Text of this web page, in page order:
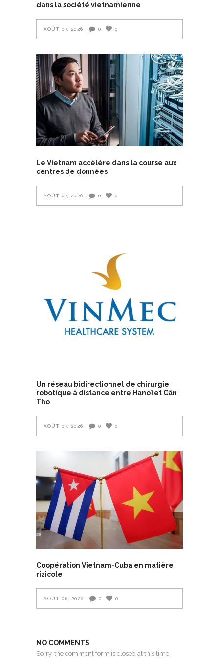
dans la société vietnamienne
AOÛT 07, 2026 0 0
Le Vietnam accélère dans la course aux
centres de données
AOÛT 07, 2026 0 0
Un réseau bidirectionnel de chirurgie
robotique à distance entre Hanoï et Cân
Tho
AOÛT 07, 2026 0 0
Coopération Vietnam-Cuba en matière
rizicole
AOÛT 06, 2026 0 0
NO COMMENTS
Sorry, the comment form is closed at this time.